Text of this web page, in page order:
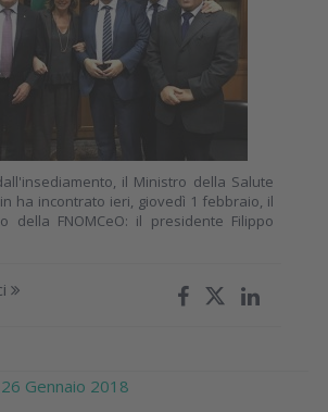
il Ministro della Salute
ha incontrato ieri, giovedì 1 febbraio, il
della FNOMCeO: il presidente Filippo
Gennaio 2018